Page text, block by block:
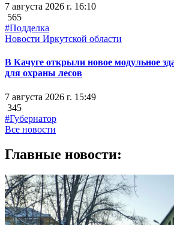
7 августа 2026 г. 16:10
565
#Подделка
Новости Иркутской области
В Качуге открыли новое модульное
для охраны лесов
7 августа 2026 г. 15:49
345
#Губернатор
Все новости
Главные новости: